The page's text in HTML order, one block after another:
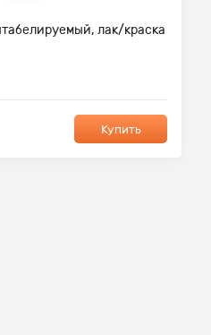
лак/краска
Купить